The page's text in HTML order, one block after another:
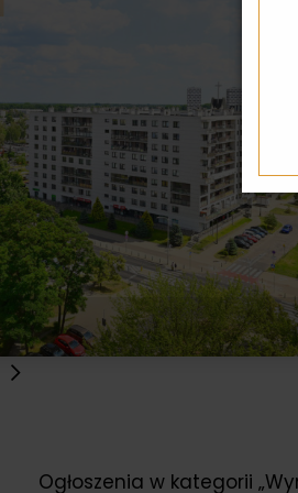
Ogłoszenia w kategorii